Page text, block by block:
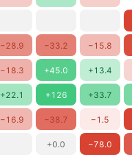
−28.9 −33.2 −15.8
−18.3 +45.0 +13.4
+22.1 +126 +33.7
−16.9 −38.7 −1.5
+0.0 −78.0